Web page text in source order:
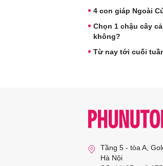
4 con giáp Ngoài
Chọn 1 chậu cây
không?
Từ nay tới cuối
Tầng 5 - tòa A,
Hà Nội